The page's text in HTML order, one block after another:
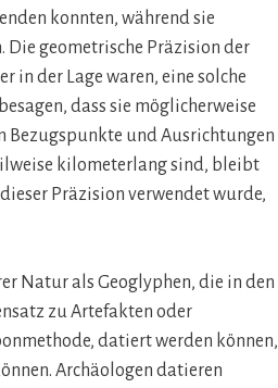
konnten, während sie
geometrische Präzision der
in der Lage waren, eine solche
dass sie möglicherweise
Bezugspunkte und Ausrichtungen
kilometerlang sind, bleibt
Präzision verwendet wurde,
Natur als Geoglyphen, die in den
zu Artefakten oder
datiert werden können,
Archäologen datieren